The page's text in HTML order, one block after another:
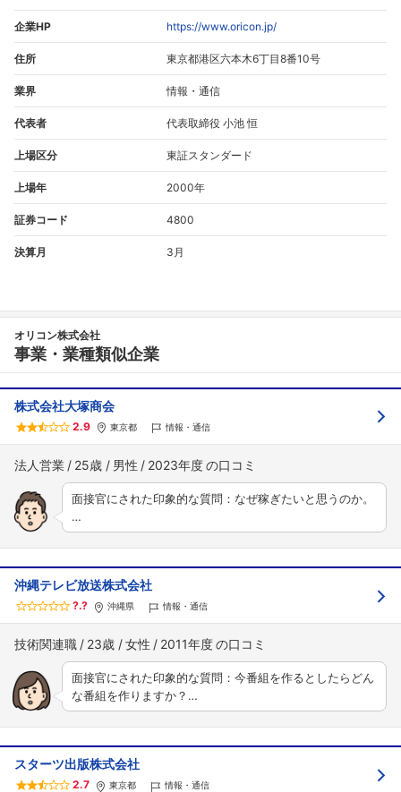
企業HP https://www.oricon.jp/
住所 東京都港区六本木6丁目8番10号
業界 情報・通信
代表者 代表取締役 小池 恒
上場区分 東証スタンダード
上場年 2000年
証券コード 4800
決算月 3月
オリコン株式会社
事業・業種類似企業
株式会社大塚商会
2.9 東京都 情報・通信
法人営業 25歳 男性 2023年度
面接官にされた印象的な質問：なぜ稼ぎたいと思うのか。
…
沖縄テレビ放送株式会社
?.? 沖縄県 情報・通信
技術関連職 23歳 女性 2011年度
面接官にされた印象的な質問：今番組を作るとしたらどん
な番組を作りますか？…
スターツ出版株式会社
2.7 東京都 情報・通信